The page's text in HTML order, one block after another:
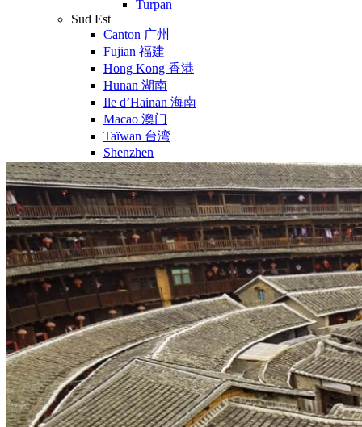
Turpan
Sud Est
Canton 广州
Fujian 福建
Hong Kong 香港
Hunan 湖南
Ile d’Hainan 海南
Macao 澳门
Taïwan 台湾
Shenzhen
Sud Ouest
Chongqing 重庆
Guangxi 广西
Guizhou 贵州
Hubei
Sichuan 四川
Tibet 西藏
Yunnan 云南
Circuits
Organisation
Circuits sur mesure
Nos Petits Groupes
Ambiance
Classique et incontournables
Culture & expériences
Nature et grands paysages
Famille et enfants